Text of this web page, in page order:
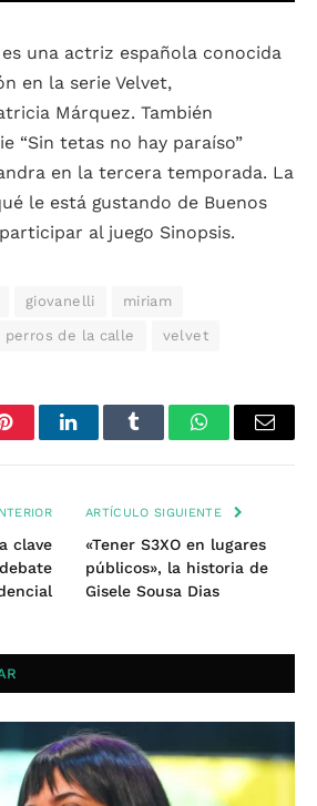
es una actriz española conocida
en la serie Velvet,
Márquez. También
“Sin tetas no hay paraíso”
en la tercera temporada. La
le está gustando de Buenos
al juego Sinopsis.
giovanelli miriam
perros de la calle velvet
PinterestLinkedInTumblr WhatsAppEmail
clave
ARTÍCULO SIGUIENTE
«Tener S3XO en lugares
públicos», la historia de
Gisele Sousa Dias